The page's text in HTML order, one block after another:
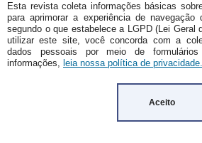
Esta revista coleta informações básicas
para aprimorar a experiência de
segundo o que estabelece a LGPD (Lei Geral
utilizar este site, você concorda com a
dados pessoais por meio de
informações, leia nossa política de privacidade.
Aceito